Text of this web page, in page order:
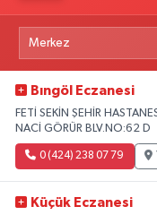
Bıngöl Eczanesi
FETİ SEKİN ŞEHİR
NACİ GÖRÜR BLV.NO:62 D
0 (424) 238 07 79
Küçük Eczanesi